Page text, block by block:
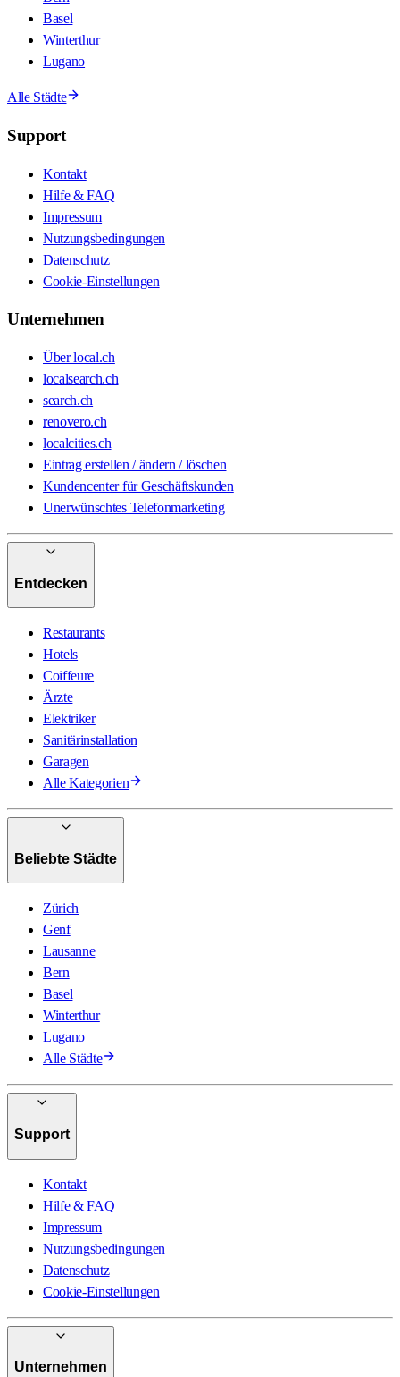
Basel
Winterthur
Lugano
Alle Städte
Support
Kontakt
Hilfe & FAQ
Impressum
Nutzungsbedingungen
Datenschutz
Cookie-Einstellungen
Unternehmen
Über local.ch
localsearch.ch
search.ch
renovero.ch
localcities.ch
Eintrag erstellen / ändern / löschen
Kundencenter für Geschäftskunden
Unerwünschtes Telefonmarketing
Entdecken
Restaurants
Hotels
Coiffeure
Ärzte
Elektriker
Sanitärinstallation
Garagen
Alle Kategorien
Beliebte Städte
Zürich
Genf
Lausanne
Bern
Basel
Winterthur
Lugano
Alle Städte
Support
Kontakt
Hilfe & FAQ
Impressum
Nutzungsbedingungen
Datenschutz
Cookie-Einstellungen
Unternehmen